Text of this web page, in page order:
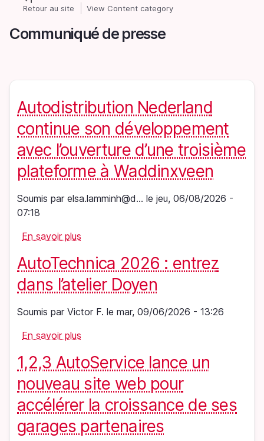
Aller
contenu
d'Ariane
Retour au site View Content category
Communiqué de presse
Autodistribution Nederland
continue son développement
avec l’ouverture d’une troisième
plateforme à Waddinxveen
Soumis par elsa.lamminh@d… le jeu, 06/08/2026 -
07:18
En savoir plus
Nederland
continue
son
développement
troisième
plateforme
à
Waddinxveen
AutoTechnica 2026 : entrez
dans l’atelier Doyen
Soumis par Victor F. le mar, 09/06/2026 - 13:26
En savoir plus
2026
entrez
dans
l’atelier
Doyen
1,2,3 AutoService lance un
nouveau site web pour
accélérer la croissance de ses
garages partenaires